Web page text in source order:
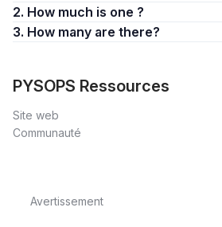
2. How much is one ?
3. How many are there?
PYSOPS Ressources
Site web
Communauté
Avertissement